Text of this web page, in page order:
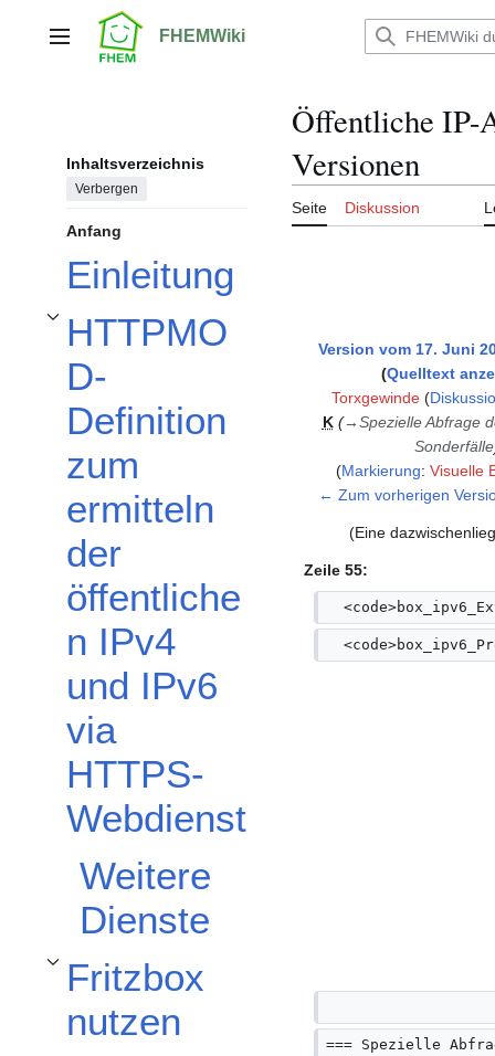
springenHauptmenü FHEMWiki
Inhaltsverzeichnis
Verbergen
Anfang
Einleitung
HTTPMO
D-
Definition
zum
ermitteln
der
öffentliche
n IPv4
und IPv6
via
HTTPS-
Webdienst
Unterabschnitt HTTPMOD-Definition zum ermitteln der öffentlichen IPv4 und
Weitere
Dienste
Fritzbox
nutzen
Unterabschnitt Fritzbox nutzen umschalten
Öffentliche IP-
Versionen
Seite Diskussion
Version vom 17. Juni
Quelltext
Torxgewinde (
K →Spezielle Abfrage
Sonderfälle
Markierung: Visuelle
← Zum vorherigen
(Eine
Zeile 55:
=== Spezielle